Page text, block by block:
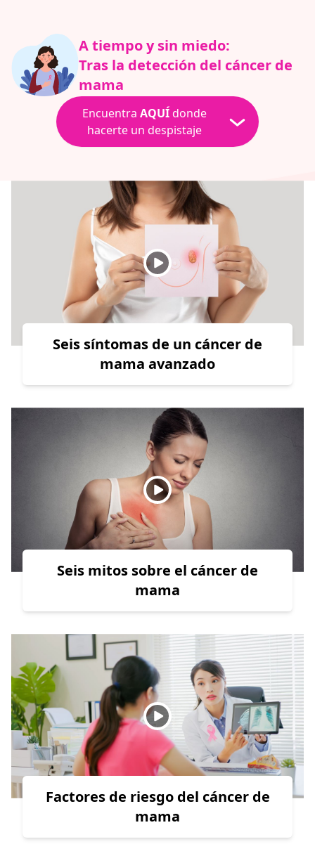
A tiempo y sin miedo:
Tras la detección del cáncer de
mama
EncuentraAQUÍdonde
hacerte un despistaje
Seis síntomas de un cáncer de
mama avanzado
Seis mitos sobre el cáncer de
mama
Factores de riesgo del cáncer de
mama